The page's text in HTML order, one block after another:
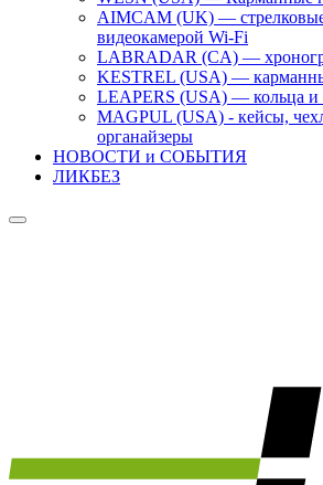
AIMCAM (UK) —
видеокамерой Wi-Fi
LABRADAR (CA) —
KESTREL (USA) —
LEAPERS (USA) — кольца и
MAGPUL (USA) - кейсы,
органайзеры
НОВОСТИ и СОБЫТИЯ
ЛИКБЕЗ